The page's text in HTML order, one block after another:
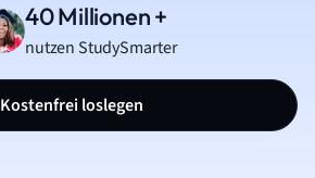
40 Millionen +
nutzen StudySmarter
Kostenfrei loslegen